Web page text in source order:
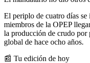
El periplo de cuatro días se
miembros de la OPEP
la producción de crudo por
global de hace ocho años.
📰 Tu edición de hoy